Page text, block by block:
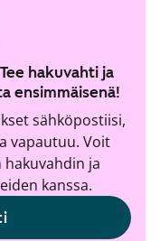
hakuvahti ja
ensimmäisenä!
sähköpostiisi,
vapautuu. Voit
ja
kanssa.